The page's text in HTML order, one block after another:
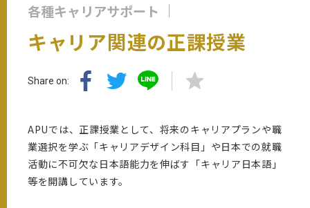
各種キャリアサポート
キャリア関連の正課授業
Share on:
APUでは、正課授業として、将来のキャリアプランや職
業選択を学ぶ「キャリアデザイン科目」や日本での就職
活動に不可欠な日本語能力を伸ばす「キャリア日本語」
等を開講しています。